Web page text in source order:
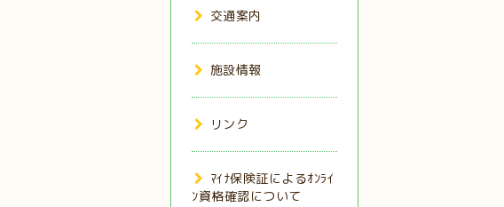
交通案内
施設情報
リンク
ﾏｲﾅ保険証によるｵﾝﾗｲ
ﾝ資格確認について